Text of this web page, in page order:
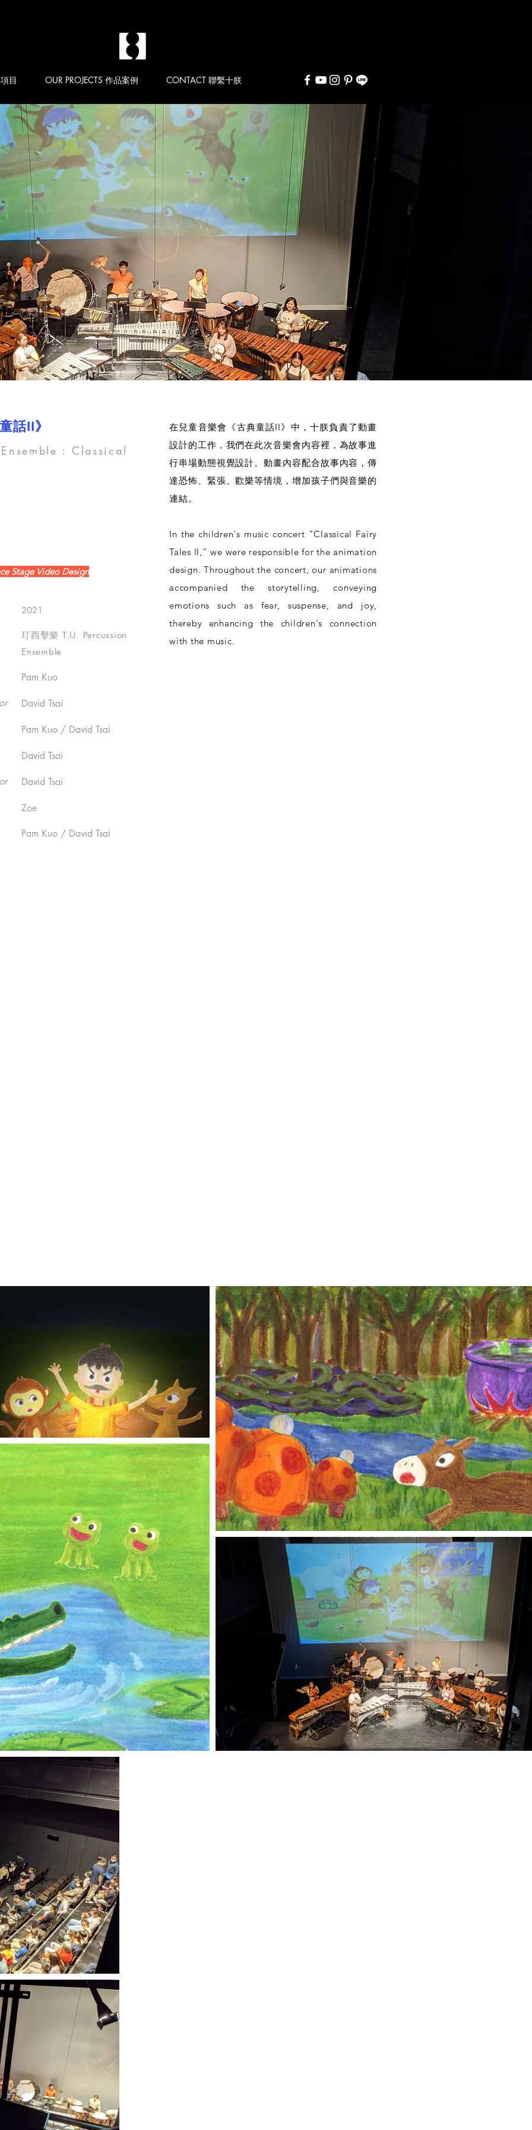
目 OUR PROJECTS 作品案例 CONTACT 聯繫十朕
話II》
: Classical
Stage Video Design
2021
玎酉擊樂 T.U. Percussion
Ensemble
Pam Kuo
David Tsai
Pam Kuo / David Tsai
David Tsai
David Tsai
Zoe
Pam Kuo / David Tsai
在兒童音樂會《古典童話II》中，十朕負責了動畫
設計的工作，我們在此次音樂會內容裡，為故事進
行串場動態視覺設計。動畫內容配合故事內容，傳
達恐怖、緊張、歡樂等情境，增加孩子們與音樂的
連結。
In the children's music concert "Classical Fairy
Tales II," we were responsible for the animation
design. Throughout the concert, our animations
accompanied the storytelling, conveying
emotions such as fear, suspense, and joy,
thereby enhancing the children's connection
with the music.